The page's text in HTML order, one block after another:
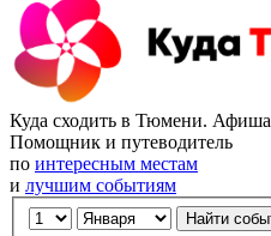
Куда сходить в Тюмени. Афиша
Помощник и путеводитель
по интересным местам
и лучшим событиям